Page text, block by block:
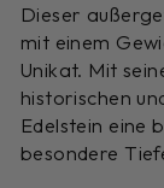
Dieser
mit einem
Unikat. Mit
historischen
Edelstein eine
besondere